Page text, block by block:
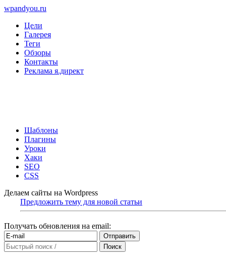
wpandyou.ru
Цели
Галерея
Теги
Обзоры
Контакты
Реклама я.директ
Шаблоны
Плагины
Уроки
Хаки
SEO
CSS
Делаем сайты на Wordpress
Предложить тему для новой статьи
Получать обновления на email: